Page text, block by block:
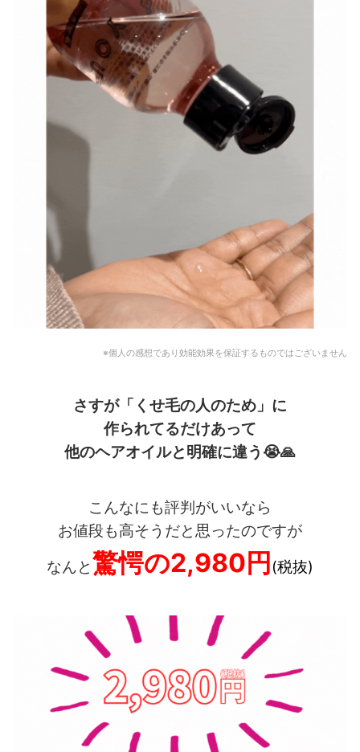
※個人の感想であり効能効果を保証するものではございません
さすが「くせ毛の人のため」に
作られてるだけあって
他のヘアオイルと明確に違う 😭🙏
こんなにも評判がいいなら
お値段も高そうだと思ったのですが
なんと驚愕の2,980円 (税抜)